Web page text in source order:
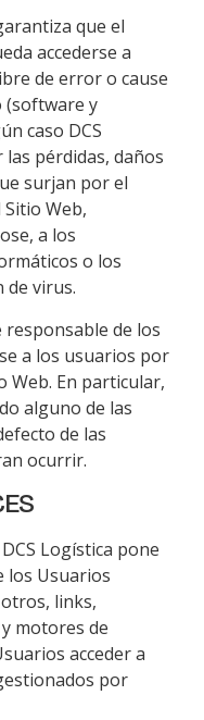
que el
accederse a
de error o cause
(software y
caso DCS
pérdidas, daños
surjan por el
Web,
a los
o los
de virus.
responsable de los
a los usuarios por
Web. En particular,
alguno de las
de las
ocurrir.
DCS Logística pone
los Usuarios
links,
motores de
acceder a
por